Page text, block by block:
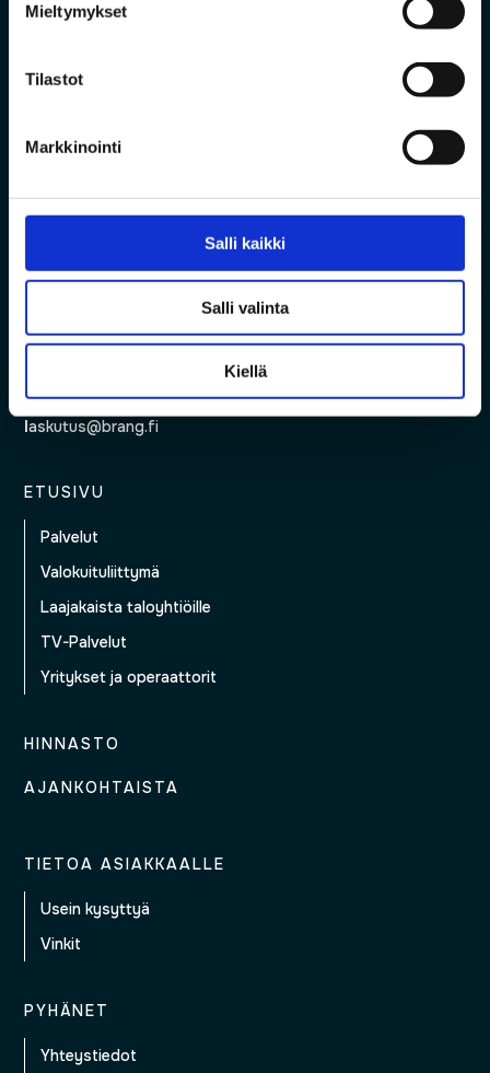
Mieltymykset
Tilastot
Markkinointi
Salli kaikki
Salli valinta
Kiellä
Tekninen tuki
040 624 1146
Asiakaspalvelu
040 486 3387
asiakaspalvelu@pyhanet.fi
040 0609 883
laskutus@brang.fi
ETUSIVU
Palvelut
Valokuituliittymä
Laajakaista taloyhtiöille
TV-Palvelut
Yritykset ja operaattorit
HINNASTO
AJANKOHTAISTA
TIETOA ASIAKKAALLE
Usein kysyttyä
Vinkit
PYHÄNET
Yhteystiedot